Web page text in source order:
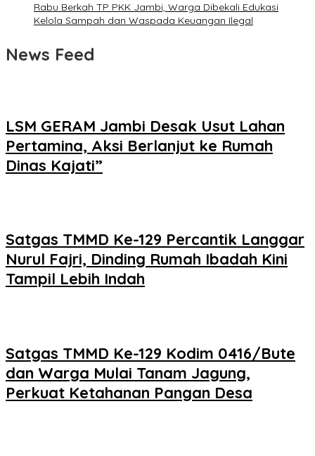
Rabu Berkah TP PKK Jambi, Warga Dibekali Edukasi
Kelola Sampah dan Waspada Keuangan Ilegal
News Feed
LSM GERAM Jambi Desak Usut Lahan
Pertamina, Aksi Berlanjut ke Rumah
Dinas Kajati”
Satgas TMMD Ke-129 Percantik Langgar
Nurul Fajri, Dinding Rumah Ibadah Kini
Tampil Lebih Indah
Satgas TMMD Ke-129 Kodim 0416/Bute
dan Warga Mulai Tanam Jagung,
Perkuat Ketahanan Pangan Desa